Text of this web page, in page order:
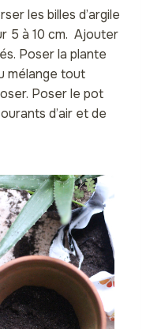
les billes d’argile
5 à 10 cm. Ajouter
Poser la plante
mélange tout
Poser le pot
d’air et de